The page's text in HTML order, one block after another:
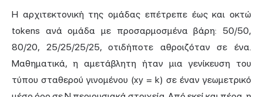
Η αρχιτεκτονική της ομάδας επέτρεπε έως και οκτώ
tokens ανά ομάδα με προσαρμοσμένα βάρη: 50/50,
80/20, 25/25/25/25, οτιδήποτε αθροιζόταν σε ένα.
Μαθηματικά, η αμετάβλητη ήταν μια γενίκευση του
τύπου σταθερού γινομένου (xy = k) σε έναν γεωμετρικό